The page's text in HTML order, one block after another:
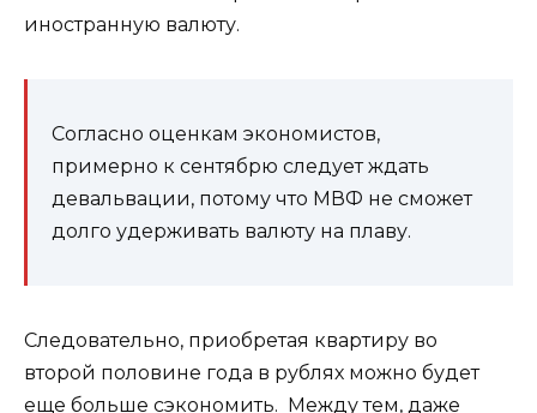
иностранную валюту.
Согласно оценкам экономистов,
примерно к сентябрю следует ждать
девальвации, потому что МВФ не сможет
долго удерживать валюту на плаву.
Следовательно, приобретая квартиру во
второй половине года в рублях можно будет
еще больше сэкономить. Между тем, даже